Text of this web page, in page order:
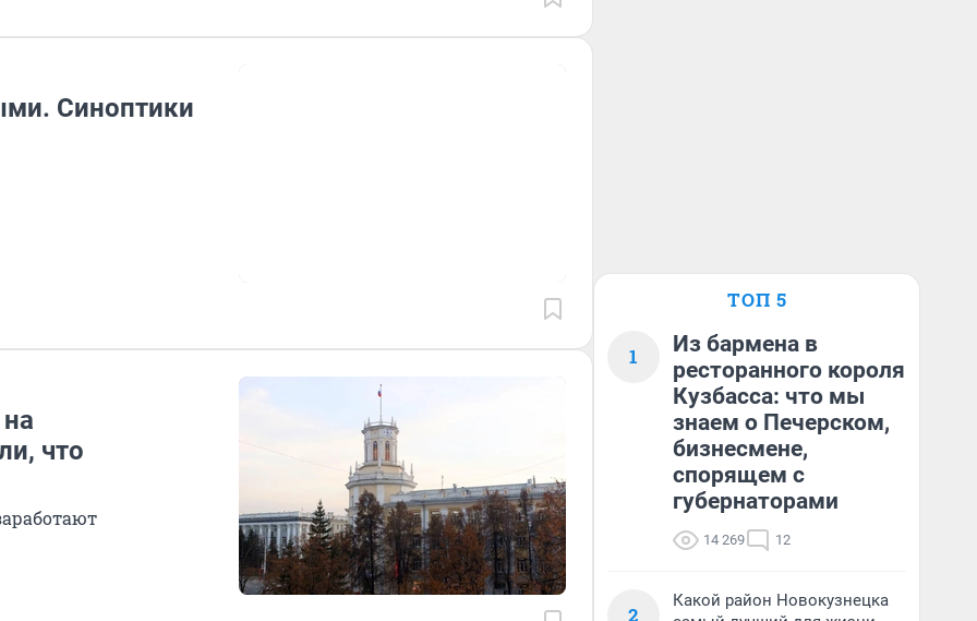
Синоптики
что
ТОП 5
1
Из бармена в
ресторанного короля
Кузбасса: что мы
знаем о Печерском,
бизнесмене,
спорящем с
губернаторами
14 269 12
2
Какой район Новокузнецка